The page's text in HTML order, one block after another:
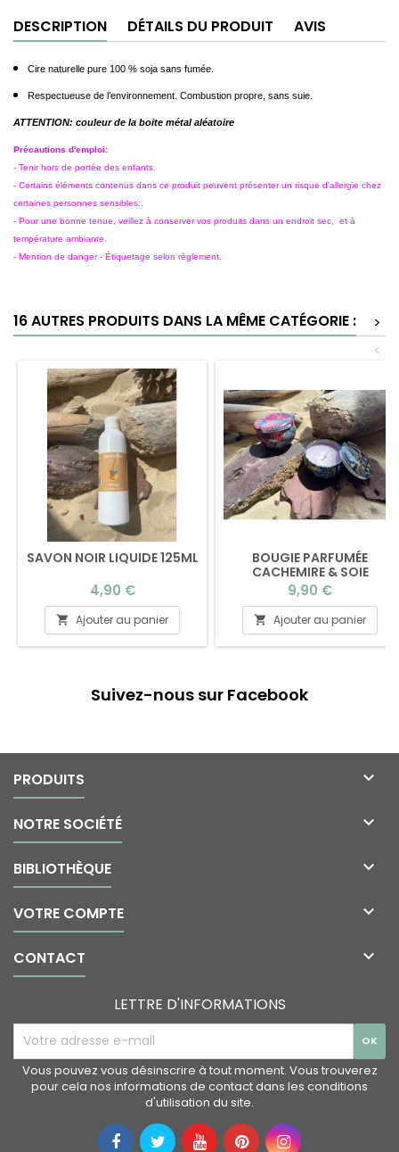
DESCRIPTION DÉTAILS DU PRODUIT AVIS
Cire naturelle pure 100 % soja sans fumée.
Respectueuse de l’environnement. Combustion propre, sans suie.
ATTENTION: couleur de la boite métal aléatoire
Précautions d'emploi:
- Tenir hors de portée des enfants.
- Certains éléments contenus dans ce produit peuvent présenter un risque d'allergie chez
certaines personnes sensibles:.
- Pour une bonne tenue, veillez à conserver vos produits dans un endroit sec, et à
température ambiante.
- Mention de danger - Étiquetage selon règlement.
16 AUTRES PRODUITS DANS LA MÊME CATÉGORIE :
>
<
SAVON NOIR LIQUIDE 125ML
Prix
4,90 €
 Ajouter au panier
BOUGIE PARFUMÉE
CACHEMIRE & SOIE
Prix
9,90 €
 Ajouter au panier
Suivez-nous sur Facebook
PRODUITS 
NOTRE SOCIÉTÉ 
BIBLIOTHÈQUE 
VOTRE COMPTE 
CONTACT 
LETTRE D'INFORMATIONS
Vous pouvez vous désinscrire à tout moment. Vous trouverez
pour cela nos informations de contact dans les conditions
d'utilisation du site.